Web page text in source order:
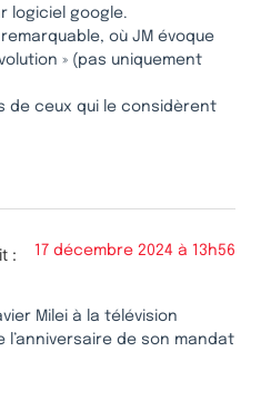
logiciel google.
remarquable, où JM évoque
» (pas uniquement
de ceux qui le considèrent
: 17 décembre 2024 à 13h56
Milei à la télévision
l’anniversaire de son mandat